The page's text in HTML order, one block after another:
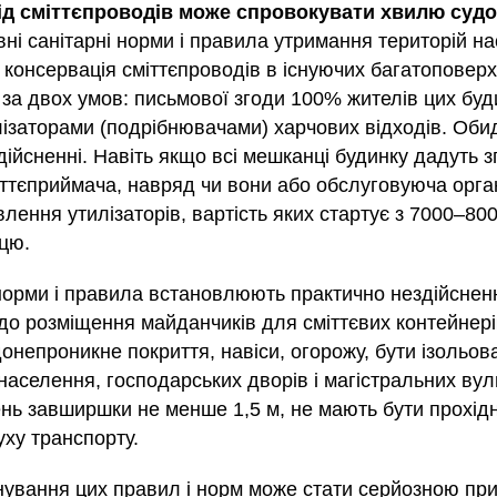
сміттєпроводів може спровокувати хвилю
санітарні норми і правила утримання територій
сміттєпроводів в існуючих
двох умов: письмової згоди 100% жителів цих
(подрібнювачами) харчових відходів.
Навіть якщо всі мешканці будинку дадуть
навряд чи вони або обслуговуюча
утилізаторів, вартість яких стартує з
і правила встановлюють практично
розміщення майданчиків для сміттєвих
покриття, навіси, огорожу, бути
господарських дворів і магістральних
завширшки не менше 1,5 м, не мають бути
транспорту.
цих правил і норм може стати серйозною
17:08
були пошкоджені земельні ділянки людей — поскаржились
Тернівка Мелітопольського району. Кажуть: будівництво
залишились земельні насипи. Щоб розібратися в ситуації,
до Якимівської територіальної громади.
майже 600 тис. грн з підприємства в
у річку стічні води з аміаком
що протікає територією Бердичівського району, екологи
та хімічних елементів. З товариства, яке мало виконувати
стягнути 570 тис. грн завданої довкіллю шкоди.
Житомирської обласної прокуратури.